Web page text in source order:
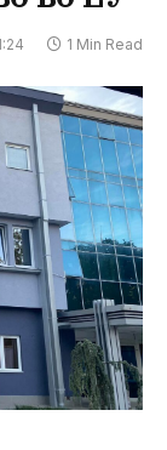
1 Min Read